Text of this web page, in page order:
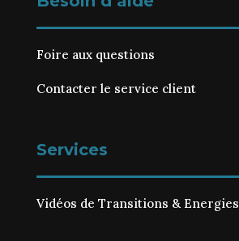
Foire aux questions
Contacter le service client
Services
Vidéos de Transitions & Energies